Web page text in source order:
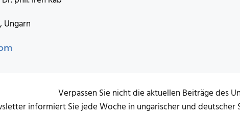
Ungarn
Verpassen Sie nicht die aktuellen Beiträge des
informiert Sie jede Woche in ungarischer und deutscher